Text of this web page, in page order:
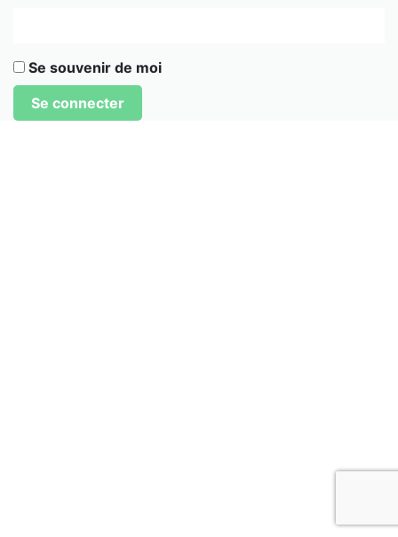
Se souvenir de moi